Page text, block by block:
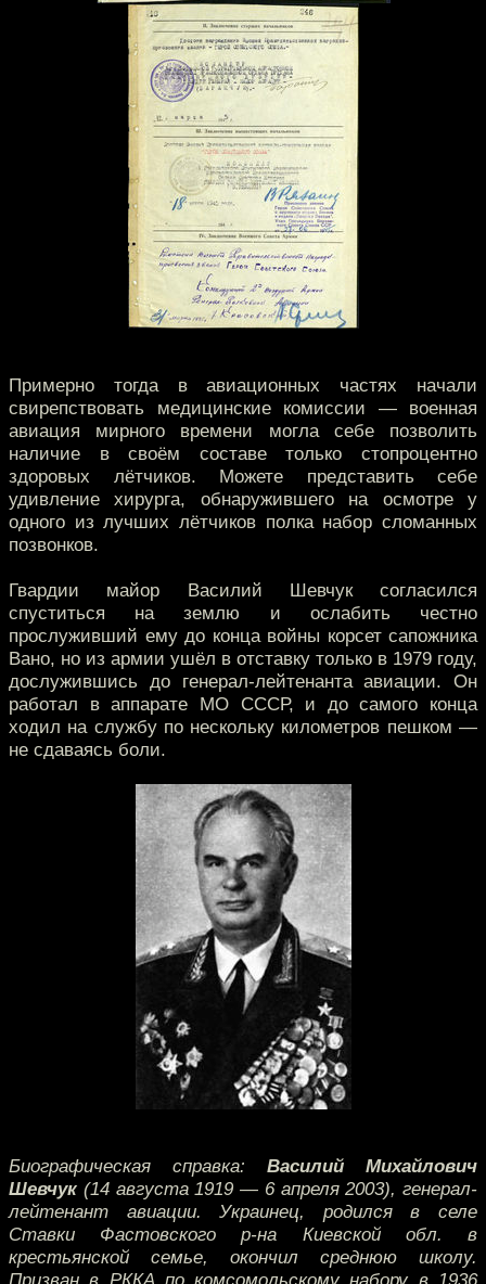
Примерно тогда в авиационных частях начали
свирепствовать медицинские комиссии — военная
авиация мирного времени могла себе позволить
наличие в своём составе только стопроцентно
здоровых лётчиков. Можете представить себе
удивление хирурга, обнаружившего на осмотре у
одного из лучших лётчиков полка набор сломанных
позвонков.
Гвардии майор Василий Шевчук согласился
спуститься на землю и ослабить честно
прослуживший ему до конца войны корсет сапожника
Вано, но из армии ушёл в отставку только в 1979 году,
дослужившись до генерал-лейтенанта авиации. Он
работал в аппарате МО СССР, и до самого конца
ходил на службу по нескольку километров пешком —
не сдаваясь боли.
Биографическая справка: Василий Михайлович
Шевчук (14 августа 1919 — 6 апреля 2003), генерал-
лейтенант авиации. Украинец, родился в селе
Ставки Фастовского р-на Киевской обл. в
крестьянской семье, окончил среднюю школу.
Призван в РККА по комсомольскому набору в 1936